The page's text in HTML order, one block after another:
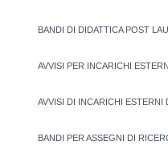
BANDI DI DIDATTICA POST
AVVISI PER INCARICHI
AVVISI DI INCARICHI ESTERNI
BANDI PER ASSEGNI DI